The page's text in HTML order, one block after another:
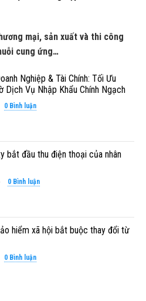
mại, sản xuất và thi công
cung ứng…
Nghiệp & Tài Chính: Tối Ưu
Dịch Vụ Nhập Khẩu Chính Ngạch
0 Bình luận
bắt đầu thu điện thoại của nhân
0 Bình luận
hiểm xã hội bắt buộc thay đổi từ
0 Bình luận